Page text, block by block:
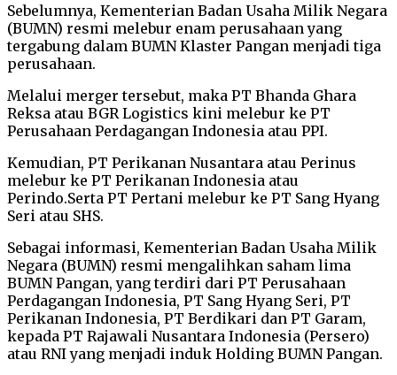
Sebelumnya, Kementerian Badan Usaha Milik Negara
(BUMN) resmi melebur enam perusahaan yang
tergabung dalam BUMN Klaster Pangan menjadi tiga
perusahaan.
Melalui merger tersebut, maka PT Bhanda Ghara
Reksa atau BGR Logistics kini melebur ke PT
Perusahaan Perdagangan Indonesia atau PPI.
Kemudian, PT Perikanan Nusantara atau Perinus
melebur ke PT Perikanan Indonesia atau
Perindo.Serta PT Pertani melebur ke PT Sang Hyang
Seri atau SHS.
Sebagai informasi, Kementerian Badan Usaha Milik
Negara (BUMN) resmi mengalihkan saham lima
BUMN Pangan, yang terdiri dari PT Perusahaan
Perdagangan Indonesia, PT Sang Hyang Seri, PT
Perikanan Indonesia, PT Berdikari dan PT Garam,
kepada PT Rajawali Nusantara Indonesia (Persero)
atau RNI yang menjadi induk Holding BUMN Pangan.